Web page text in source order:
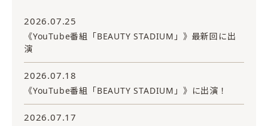
2026.07.25
《YouTube番組「BEAUTY STADIUM」》最新回に出
演
2026.07.18
《YouTube番組「BEAUTY STADIUM」》に出演！
2026.07.17